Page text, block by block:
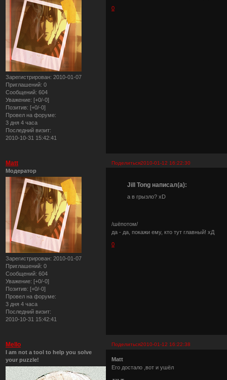
Зарегистрирован: 2010-01-07
Приглашений: 0
Сообщений: 604
Уважение: [+0/-0]
Позитив: [+0/-0]
Провел на форуме:
3 дня 4 часа
Последний визит:
2010-10-31 15:42:41
0
Поделиться2010-01-12 16:22:30
Matt
Модератор
Зарегистрирован: 2010-01-07
Приглашений: 0
Сообщений: 604
Уважение: [+0/-0]
Позитив: [+0/-0]
Провел на форуме:
3 дня 4 часа
Последний визит:
2010-10-31 15:42:41
Jill Tong написал(а):
а в грызло? xD
/шёпотом/
да - да, покажи ему, кто тут главный! хД
0
Поделиться2010-01-12 16:22:38
Mello
I am not a tool to help you solve
your puzzle!
Matt
Его достало ,вот и ушёл